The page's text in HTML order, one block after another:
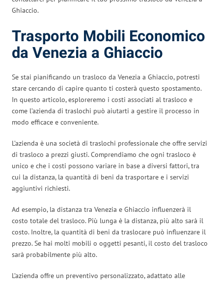
Ghiaccio.
Trasporto Mobili Economico
da Venezia a Ghiaccio
Se stai pianificando un trasloco da Venezia a Ghiaccio, potresti
stare cercando di capire quanto ti costerà questo spostamento.
In questo articolo, esploreremo i costi associati al trasloco e
come l’azienda di traslochi può aiutarti a gestire il processo in
modo efficace e conveniente.
L’azienda è una società di traslochi professionale che offre servizi
di trasloco a prezzi giusti. Comprendiamo che ogni trasloco è
unico e che i costi possono variare in base a diversi fattori, tra
cui la distanza, la quantità di beni da trasportare e i servizi
aggiuntivi richiesti.
Ad esempio, la distanza tra Venezia e Ghiaccio influenzerà il
costo totale del trasloco. Più lunga è la distanza, più alto sarà il
costo. Inoltre, la quantità di beni da traslocare può influenzare il
prezzo. Se hai molti mobili o oggetti pesanti, il costo del trasloco
sarà probabilmente più alto.
L’azienda offre un preventivo personalizzato, adattato alle